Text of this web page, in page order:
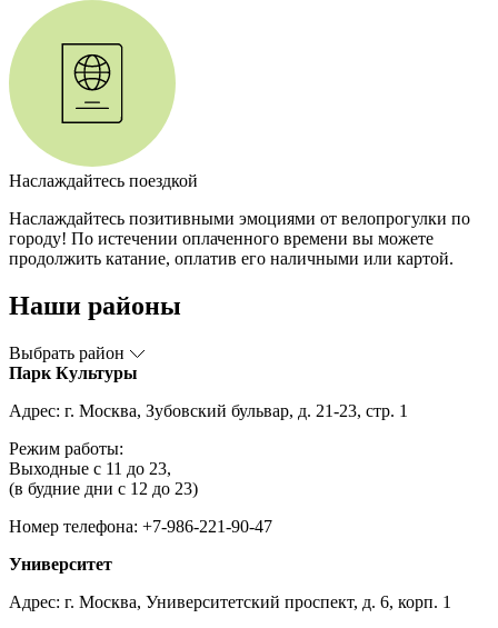
Наслаждайтесь поездкой
Наслаждайтесь позитивными эмоциями от велопрогулки по
городу! По истечении оплаченного времени вы можете
продолжить катание, оплатив его наличными или картой.
Наши районы
Выбрать район
Парк Культуры
Адрес: г. Москва, Зубовский бульвар, д. 21-23, стр. 1
Режим работы:
Выходные с 11 до 23,
(в будние дни с 12 до 23)
Номер телефона: +7-986-221-90-47
Университет
Адрес: г. Москва, Университетский проспект, д. 6, корп. 1